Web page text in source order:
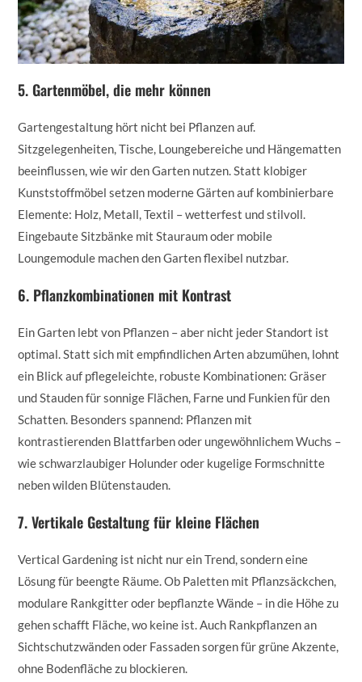
5. Gartenmöbel, die mehr können
Gartengestaltung hört nicht bei Pflanzen auf.
Sitzgelegenheiten, Tische, Loungebereiche und Hängematten
beeinflussen, wie wir den Garten nutzen. Statt klobiger
Kunststoffmöbel setzen moderne Gärten auf kombinierbare
Elemente: Holz, Metall, Textil – wetterfest und stilvoll.
Eingebaute Sitzbänke mit Stauraum oder mobile
Loungemodule machen den Garten flexibel nutzbar.
6. Pflanzkombinationen mit Kontrast
Ein Garten lebt von Pflanzen – aber nicht jeder Standort ist
optimal. Statt sich mit empfindlichen Arten abzumühen, lohnt
ein Blick auf pflegeleichte, robuste Kombinationen: Gräser
und Stauden für sonnige Flächen, Farne und Funkien für den
Schatten. Besonders spannend: Pflanzen mit
kontrastierenden Blattfarben oder ungewöhnlichem Wuchs –
wie schwarzlaubiger Holunder oder kugelige Formschnitte
neben wilden Blütenstauden.
7. Vertikale Gestaltung für kleine Flächen
Vertical Gardening ist nicht nur ein Trend, sondern eine
Lösung für beengte Räume. Ob Paletten mit Pflanzsäckchen,
modulare Rankgitter oder bepflanzte Wände – in die Höhe zu
gehen schafft Fläche, wo keine ist. Auch Rankpflanzen an
Sichtschutzwänden oder Fassaden sorgen für grüne Akzente,
ohne Bodenfläche zu blockieren.